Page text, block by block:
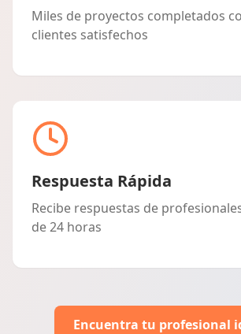
Miles de proyectos completados
clientes satisfechos
Respuesta Rápida
Recibe respuestas de
de 24 horas
Encuentra tu profesional